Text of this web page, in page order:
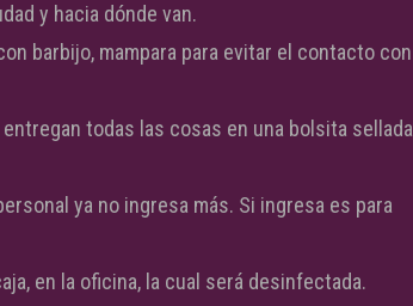
y hacia dónde van.
barbijo, mampara para evitar el contacto con
todas las cosas en una bolsita sellada
ya no ingresa más. Si ingresa es para
en la oficina, la cual será desinfectada.